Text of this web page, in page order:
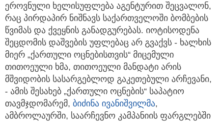
ეროვნული ხელისუფლება აგენტურით შეცვალონ,
რაც პირდაპირ ნიშნავს საქართველოში ბომბების
წვიმას და ქვეყნის განადგურებას. იოტისოდენა
შეცდომის დაშვების უფლებაც არ გვაქვს - ხალხის
მიერ „ქართული ოცნებისთვის“ მიცემული
თითოეული ხმა, თითოეული მანდატი არის
მშვიდობის სასარგებლოდ გაკეთებული არჩევანი,
- ამის შესახებ „ქართული ოცნების“ საპატიო
თავმჯდომარემ, ბიძინა ივანიშვილმა,
ამბროლაურში, საარჩევნო კამპანიის ფარგლებში